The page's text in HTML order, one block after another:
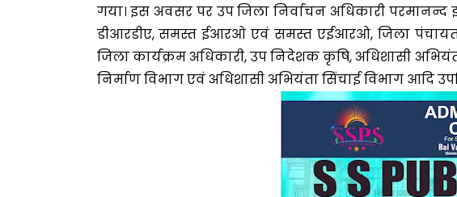
गया। इस अवसर पर उप जिला निर्वाचन अधिकारी
डीआरडीए, समस्त ईआरओ एवं समस्त एईआरओ, जिला पंचायत
जिला कार्यक्रम अधिकारी, उप निदेशक कृषि, अधिशासी
निर्माण विभाग एवं अधिशासी अभियंता सिंचाई विभाग आदि